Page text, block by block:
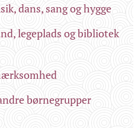
dans, sang og hygge
legeplads og bibliotek
børnegrupper